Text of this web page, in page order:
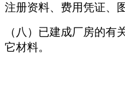
注册资料、费用凭证、
（八） 已建成厂房的有
它材料。